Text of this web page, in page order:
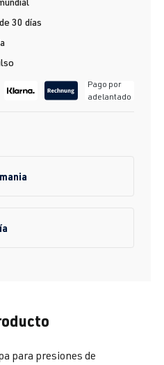
30 días
Pago por
adelantado
para presiones de